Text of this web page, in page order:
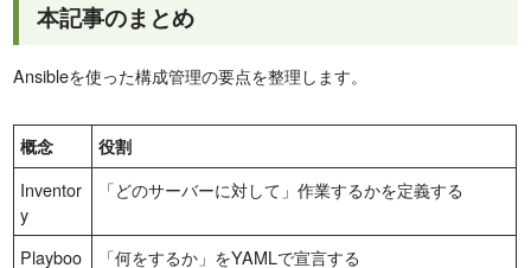
本記事のまとめ
Ansibleを使った構成管理の要点を整理します。
概念 役割
Inventor
y
「どのサーバーに対して」作業するかを定義する
Playboo 「何をするか」をYAMLで宣言する